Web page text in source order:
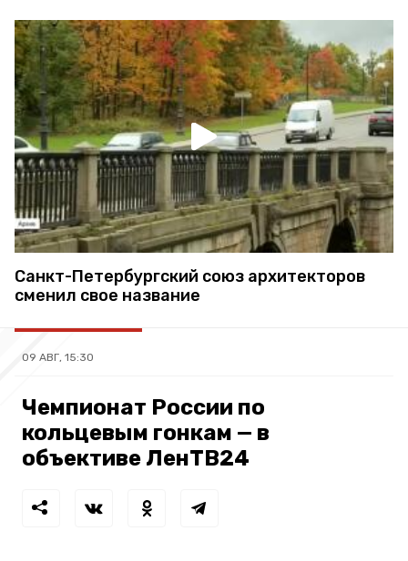
Санкт-Петербургский союз архитекторов
сменил свое название
09 АВГ, 15:30
Чемпионат России по
кольцевым гонкам — в
объективе ЛенТВ24